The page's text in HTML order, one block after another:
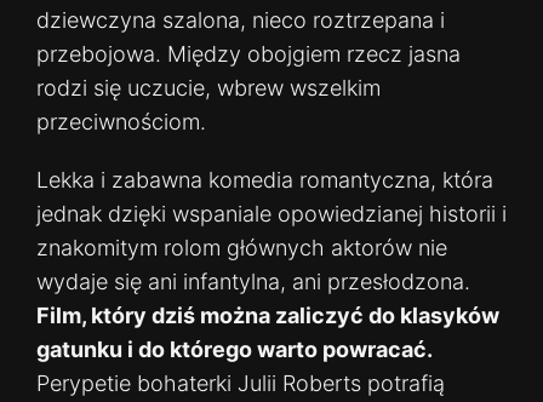
dziewczyna szalona, nieco roztrzepana i
przebojowa. Między obojgiem rzecz jasna
rodzi się uczucie, wbrew wszelkim
przeciwnościom.
Lekka i zabawna komedia romantyczna, która
jednak dzięki wspaniale opowiedzianej historii i
znakomitym rolom głównych aktorów nie
wydaje się ani infantylna, ani przesłodzona.
Film, który dziś można zaliczyć do klasyków
gatunku i do którego warto powracać.
Perypetie bohaterki Julii Roberts potrafią